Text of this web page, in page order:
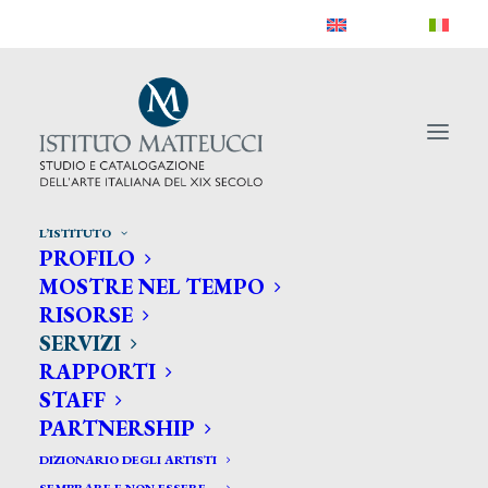
L’ISTITUTO
PROFILO
MOSTRE NEL TEMPO
RISORSE
SERVIZI
RAPPORTI
STAFF
PARTNERSHIP
DIZIONARIO DEGLI ARTISTI
Servizi
Conosciuto e apprezzato a livello internazionale
l’Istituto Matteucci è un indispensabile punto
di riferimento per chiunque voglia periziare,